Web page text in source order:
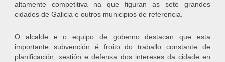
altamente competitiva na que figuran as sete grandes
cidades de Galicia e outros municipios de referencia.
O alcalde e o equipo de goberno destacan que esta
importante subvención é froito do traballo constante de
planificación, xestión e defensa dos intereses da cidade en